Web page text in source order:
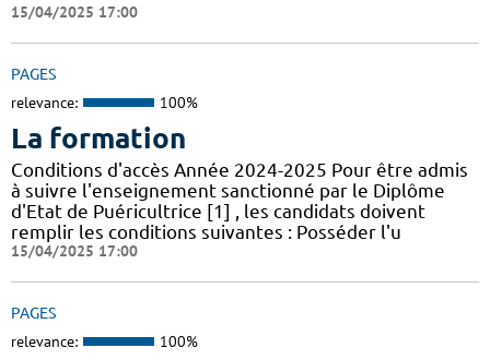
15/04/2025 17:00
PAGES
relevance: 100%
La formation
Conditions d'accès Année 2024-2025 Pour être admis
à suivre l'enseignement sanctionné par le Diplôme
d'Etat de Puéricultrice [1] , les candidats doivent
remplir les conditions suivantes : Posséder l'u
15/04/2025 17:00
PAGES
relevance: 100%